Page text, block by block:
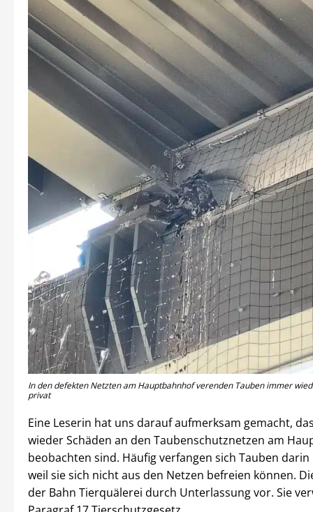
In den defekten Netzten am Hauptbahnhof verenden Tauben immer
privat
Eine Leserin hat uns darauf aufmerksam gemacht,
wieder Schäden an den Taubenschutznetzen am
beobachten sind. Häufig verfangen sich Tauben
weil sie sich nicht aus den Netzen befreien können.
der Bahn Tierquälerei durch Unterlassung vor. Sie